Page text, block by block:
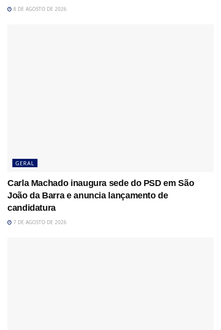
8 DE AGOSTO DE 2026
GERAL
Carla Machado inaugura sede do PSD em São
João da Barra e anuncia lançamento de
candidatura
7 DE AGOSTO DE 2026